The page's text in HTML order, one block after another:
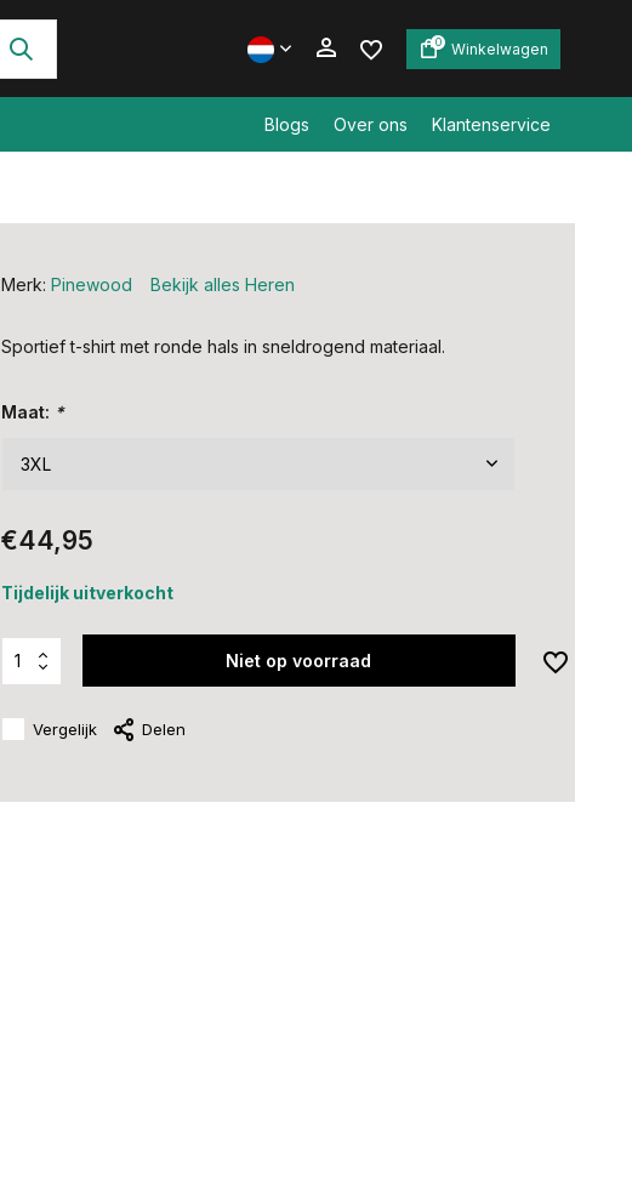
0 Winkelwagen
Blogs Over ons Klantenservice
Merk: Pinewood Bekijk alles Heren
Sportief t-shirt met ronde hals in sneldrogend materiaal.
Maat: *
€44,95
Tijdelijk uitverkocht
Niet op voorraad
Vergelijk Delen